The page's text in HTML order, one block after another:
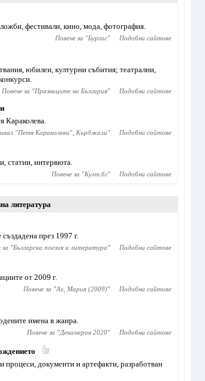
фестивали, кино, мода, фотография.
Повече за "Бургас" Подобни сайтове
юбилеи, културни събития; театрални,
Повече за "Празниците на България" Подобни сайтове
Караколева.
"Петя Караколева", Кърджали" Подобни сайтове
статии, интервюта.
Повече за "Култ.бг" Подобни сайтове
литература
през 1997 г.
за "Българска поезия и литература" Подобни сайтове
от 2009 г.
Повече за "Ах, Мария (2009)" Подобни сайтове
имена в жанра.
Повече за "Декамерон 2020" Подобни сайтове
процеси, документи и артефакти, разработван